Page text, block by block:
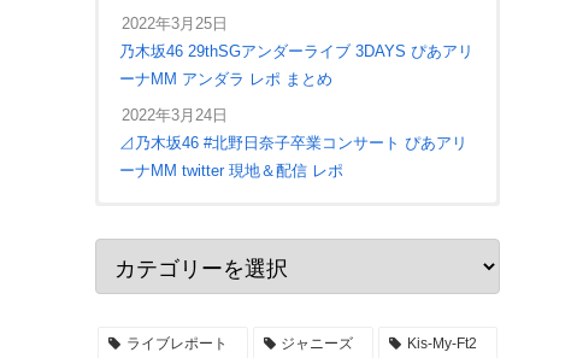
2022年3月25日
乃木坂46 29thSGアンダーライブ 3DAYS ぴあアリ
ーナMM アンダラ レポ まとめ
2022年3月24日
⊿乃木坂46 #北野日奈子卒業コンサート ぴあアリ
ーナMM twitter 現地＆配信 レポ
2022年4月28日
ジャニーズWEST LIVE TOUR 2022 #MixedJuice
まとめ
ライブレポート ジャニーズ Kis-My-Ft2